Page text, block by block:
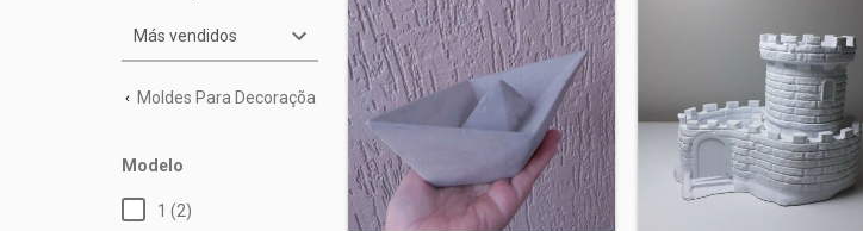
Moldes Para Decoraçõa
Modelo
1 (2)